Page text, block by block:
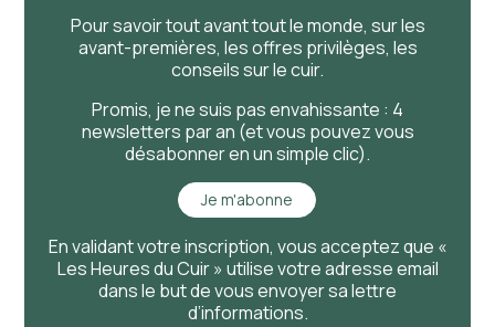
Pour savoirtoutavanttoutle monde, sur les
avant-premières, les offres privilèges, les
conseils sur le cuir.
Promis, je ne suis pas envahissante : 4
newsletters par an (et vous pouvez vous
désabonner en un simple clic).
Je m'abonne
En validant votre inscription, vous acceptez que «
Les Heures du Cuir » utilise votre adresse email
dans le but de vous envoyer sa lettre
d’informations.